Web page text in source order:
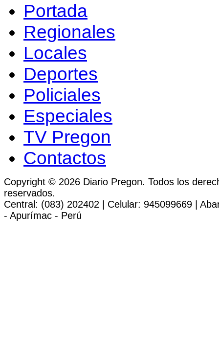
Portada
Regionales
Locales
Deportes
Policiales
Especiales
TV Pregon
Contactos
Copyright © 2026 Diario Pregon. Todos los
reservados.
Central: (083) 202402 | Celular: 945099669 |
- Apurímac - Perú